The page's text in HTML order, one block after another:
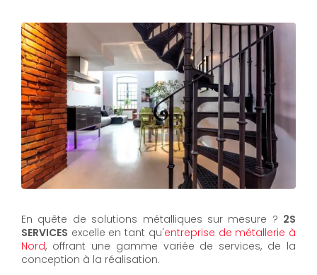
En quête de solutions métalliques sur mesure ? 2S
SERVICES excelle en tant qu'entreprise de métallerie à
Nord, offrant une gamme variée de services, de la
conception à la réalisation.